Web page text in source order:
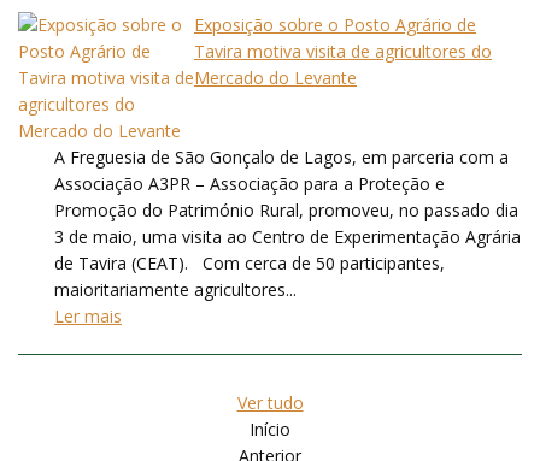
Exposição sobre o Posto Agrário de
Tavira motiva visita de agricultores do
Mercado do Levante
A Freguesia de São Gonçalo de Lagos, em parceria com a
Associação A3PR – Associação para a Proteção e
Promoção do Património Rural, promoveu, no passado dia
3 de maio, uma visita ao Centro de Experimentação Agrária
de Tavira (CEAT). Com cerca de 50 participantes,
maioritariamente agricultores...
Ler mais
Ver tudo
Início
Anterior